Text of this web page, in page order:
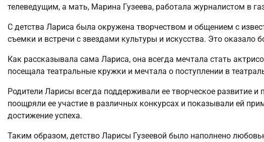
телеведущим, а мать, Марина Гузеева, работала журналистом в
С детства Лариса была окружена творчеством и общением с
съемки и встречи с звездами культуры и искусства. Это
Как рассказывала сама Лариса, она всегда мечтала стать
посещала театральные кружки и мечтала о поступлении в
Родители Ларисы всегда поддерживали ее творческое развитие
поощряли ее участие в различных конкурсах и показывали ей
достижение успеха.
Таким образом, детство Ларисы Гузеевой было наполнено